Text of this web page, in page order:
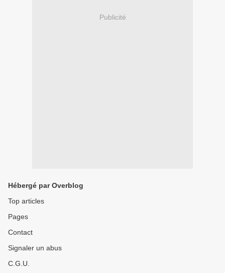
Publicité
Hébergé par Overblog
Top articles
Pages
Contact
Signaler un abus
C.G.U.